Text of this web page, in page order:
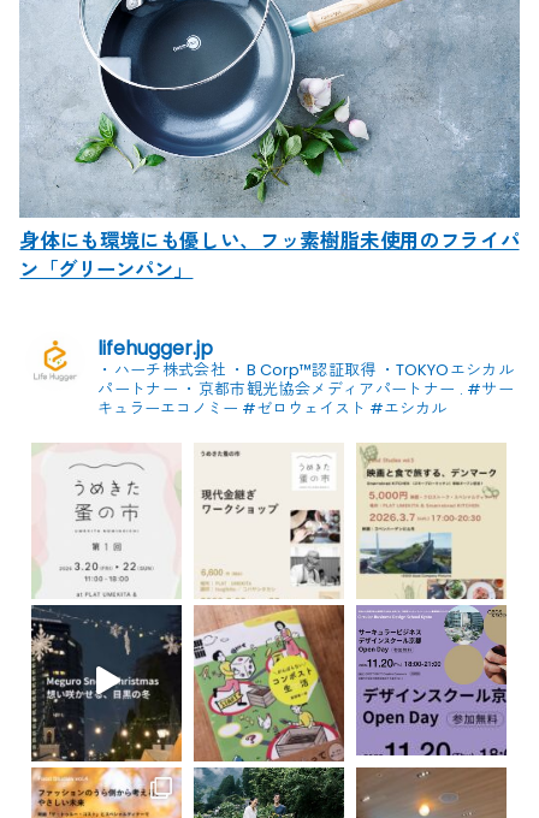
身体にも環境にも優しい、フッ素樹脂未使用のフライパ
ン「グリーンパン」
lifehugger.jp
・ハーチ株式会社 ・B Corp™認証取得 ・TOKYOエシカル
パートナー ・京都市観光協会メディアパートナー . #サー
キュラーエコノミー #ゼロウェイスト #エシカル